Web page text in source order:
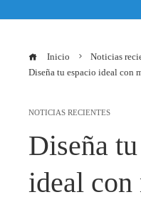
Inicio
Noticias
Diseña tu espacio ideal con
NOTICIAS RECIENTES
Diseña
ideal con